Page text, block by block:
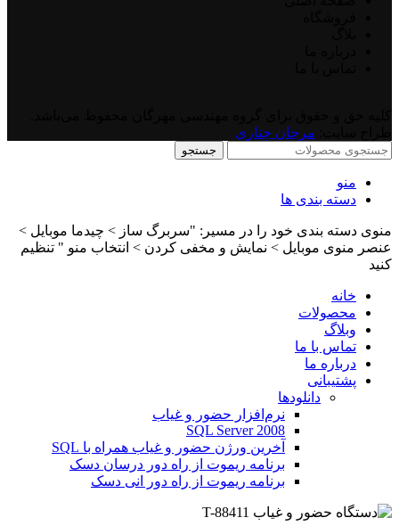
مرجان چناری
جستجو
منو
دسته بندی ها
منوی دسته بندی خود را در مسیر: "سربرگ ساز > چیدما موبایل >
عنصر منوی موبایل > نمایش و مخفی کردن > انتخاب منو " تنظیم
کنید
خانه
محصولات
وبلاگ
تماس با ما
درباره ما
پشتیبانی
دانلودها
نرم‌افزار حضور و غیاب
SQL Server 2008
آخرین ورژن حضور و غیاب همراه با SQL
برنامه ریموت از راه دور درسان دسک
برنامه ریموت از راه دور انی دسک